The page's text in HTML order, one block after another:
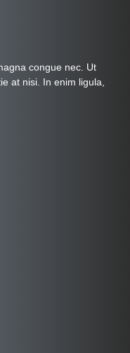
congue nec. Ut
at nisi. In enim ligula,